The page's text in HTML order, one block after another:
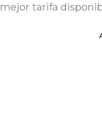
tarifa